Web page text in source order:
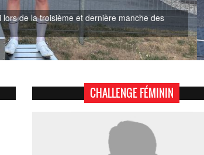
s'est imposé ce mercredi lors de la seconde
CHALLENGE FÉMININ